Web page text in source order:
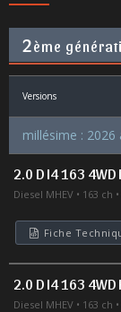
2ème
Versions
millésime : 2026
2.0 D I4 163 4WD
Diesel MHEV 163 ch
Fiche
2.0 D I4 163 4WD
Diesel MHEV 163 ch